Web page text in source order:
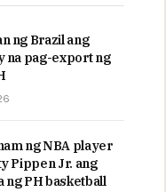
ng Brazil ang
na pag-export ng
ng NBA player
Pippen Jr. ang
ng PH basketball